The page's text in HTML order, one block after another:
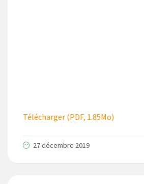
Télécharger (PDF, 1.85Mo)
27 décembre 2019